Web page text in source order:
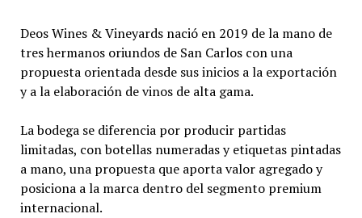
Deos Wines & Vineyards nació en 2019 de la mano de
tres hermanos oriundos de San Carlos con una
propuesta orientada desde sus inicios a la exportación
y a la elaboración de vinos de alta gama.
La bodega se diferencia por producir partidas
limitadas, con botellas numeradas y etiquetas pintadas
a mano, una propuesta que aporta valor agregado y
posiciona a la marca dentro del segmento premium
internacional.